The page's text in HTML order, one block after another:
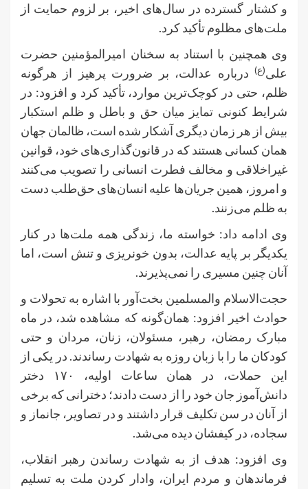
و کشتار گسترده در سال‌های اخیر، بر لزوم حمایت از
ملت‌های مظلوم تأکید کرد.
وی همچنین با استناد به سخنان امیرالمؤمنین حضرت
علی(ع) درباره عدالت، بر ضرورت پرهیز از هرگونه
ظلم، حتی در کوچک‌ترین موارد، تأکید کرد و افزود: در
شرایط کنونی تمایز میان حق و باطل و ظلم استکبار
بیش از هر زمان دیگری آشکار شده است، ظالمان جهان
همان کسانی هستند که در قانون‌گذاری‌های خود، قوانین
غیراخلاقی و مخالف فطرت انسانی را تصویب می‌کنند
و امروز، همین جریان‌ها علیه انسان‌های حق‌طلب دست
به ظلم می‌زنند.
وی ادامه داد: خواسته ما، زندگی همه ملت‌ها در کنار
یکدیگر بر پایه عدالت، بدون خونریزی و تنش است، اما
آنان چنین مسیری را نمی‌پذیرند.
حجت‌الاسلام والمسلمین بخت‌آور با اشاره به تحولات و
حوادث اخیر افزود: همان‌گونه که مشاهده شد، در ماه
مبارک رمضان، رهبر، مسئولان، زنان، مردان و حتی
کودکان ما را با زبان روزه به شهادت رساندند. در یکی از
این حملات، در همان ساعات اولیه، ۱۷۰ دختر
دانش‌آموز جان خود را از دست دادند؛ دخترانی که برخی
از آنان در سن تکلیف قرار داشتند و در تصاویر، جانماز و
سجاده، در کیفشان دیده می‌شد.
وی افزود: هدف از به شهادت رساندن رهبر انقلاب،
فرماندهان و مردم ایران، وادار کردن ملت به تسلیم